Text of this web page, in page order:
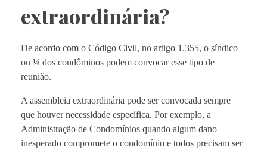
extraordinária?
De acordo com o Código Civil, no artigo 1.355, o síndico
ou ¼ dos condôminos podem convocar esse tipo de
reunião.
A assembleia extraordinária pode ser convocada sempre
que houver necessidade específica. Por exemplo, a
Administração de Condomínios quando algum dano
inesperado compromete o condomínio e todos precisam ser